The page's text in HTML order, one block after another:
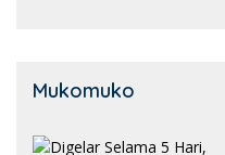
Mukomuko